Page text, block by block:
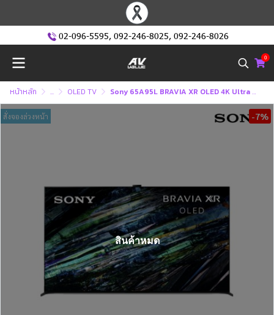
02-096-5595, 092-246-8025, 092-246-8026
0
หน้าหลัก ... OLED TV Sony 65A95L BRAVIA XR OLED 4K Ultra HD (HDR) สมาร์ททีวี 65 นิ้ว (XR-65A95L)
สั่งจองล่วงหน้า -7%
สินค้าหมด